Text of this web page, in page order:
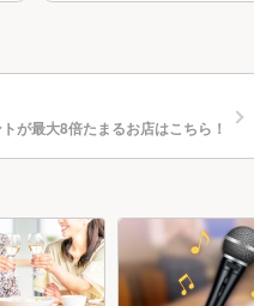
が最大8倍たまるお店はこちら！